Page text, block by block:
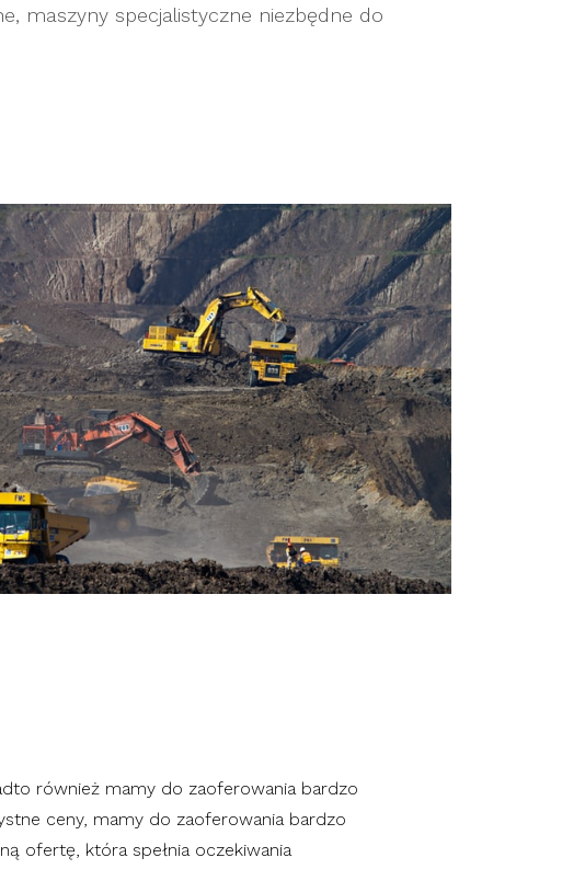
maszyny specjalistyczne niezbędne do
również mamy do zaoferowania bardzo
ceny, mamy do zaoferowania bardzo
ofertę, która spełnia oczekiwania